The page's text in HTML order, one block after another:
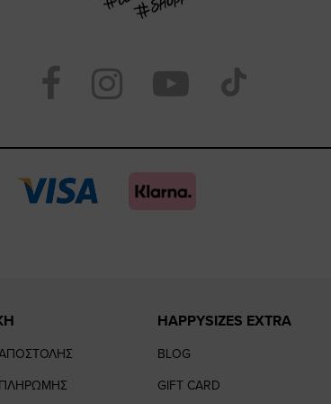
Visit
https://
page
Visit
https://
page
Visit
https://
our
HAPPYSIZES EXTRA
BLOG
GIFT CARD